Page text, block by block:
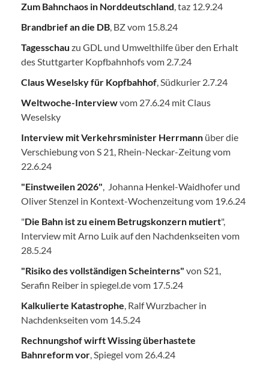
Zum Bahnchaos in Norddeutschland, taz 12.9.24
Brandbrief an die DB, BZ vom 15.8.24
Tagesschau zu GDL und Umwelthilfe über den Erhalt
des Stuttgarter Kopfbahnhofs vom 2.7.24
Claus Weselsky für Kopfbahhof, Südkurier 2.7.24
Weltwoche-Interviewvom 27.6.24 mit Claus
Weselsky
Interview mit Verkehrsminister Herrmann über die
Verschiebung von S 21, Rhein-Neckar-Zeitung vom
22.6.24
"Einstweilen 2026", Johanna Henkel-Waidhofer und
Oliver Stenzel in Kontext-Wochenzeitung vom 19.6.24
"Die Bahn ist zu einem Betrugskonzern mutiert",
Interview mit Arno Luik auf den Nachdenkseiten vom
28.5.24
"Risiko des vollständigen Scheinterns" von S21,
Serafin Reiber in spiegel.de vom 17.5.24
Kalkulierte Katastrophe, Ralf Wurzbacher in
Nachdenkseiten vom 14.5.24
Rechnungshof wirft Wissing überhastete
Bahnreform vor, Spiegel vom 26.4.24